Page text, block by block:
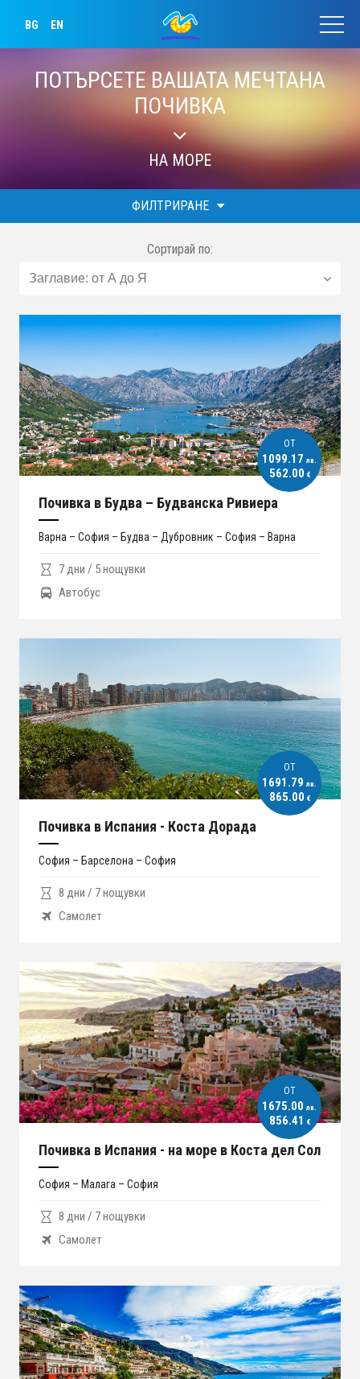
BG EN
ПОТЪРСЕТЕ ВАШАТА МЕЧТАНА
ПОЧИВКА
НА МОРЕ
ФИЛТРИРАНЕ
Сортирай по:
ОT
1099.17 лв.
562.00 €
Почивка в Будва – Будванска Ривиера
Варна – София – Будва – Дубровник – София – Варна
7 дни / 5 нощувки
Автобус
ОT
1691.79 лв.
865.00 €
Почивка в Испания - Коста Дорада
София – Барселона – София
8 дни / 7 нощувки
Самолет
ОT
1675.00 лв.
856.41 €
Почивка в Испания - на море в Коста дел Сол
София – Малага – София
8 дни / 7 нощувки
Самолет